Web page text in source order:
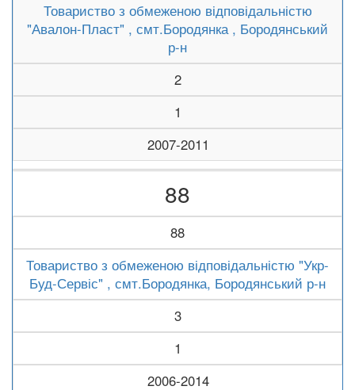
Товариство з обмеженою відповідальністю
"Авалон-Пласт" , смт.Бородянка , Бородянський
р-н
2
1
2007-2011
88
88
Товариство з обмеженою відповідальністю "Укр-
Буд-Сервіс" , смт.Бородянка, Бородянський р-н
3
1
2006-2014